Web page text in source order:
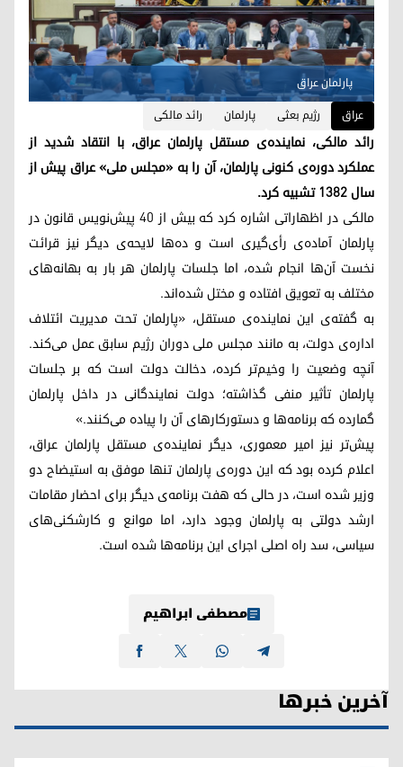
پارلمان عراق
عراق
رژیم بعثی پارلمان رائد مالکی
رائد مالکی، نماینده‌ی مستقل پارلمان عراق، با انتقاد شدید از
عملکرد دوره‌ی کنونی پارلمان، آن را به «مجلس ملی» عراق پیش از
سال ۱۳۸۲ تشبیه کرد.
مالکی در اظهاراتی اشاره کرد که بیش از ۴۰ پیش‌نویس قانون در
پارلمان آماده‌ی رأی‌گیری است و ده‌ها لایحه‌ی دیگر نیز قرائت
نخست آن‌ها انجام شده، اما جلسات پارلمان هر بار به بهانه‌های
مختلف به تعویق افتاده و مختل شده‌اند.
به گفته‌ی این نماینده‌ی مستقل، «پارلمان تحت مدیریت ائتلاف
اداره‌ی دولت، به مانند مجلس ملی دوران رژیم سابق عمل می‌کند.
آنچه وضعیت را وخیم‌تر کرده، دخالت دولت است که بر جلسات
پارلمان تأثیر منفی گذاشته؛ دولت نمایندگانی در داخل پارلمان
گمارده که برنامه‌ها و دستورکارهای آن را پیاده می‌کنند.»
پیش‌تر نیز امیر معموری، دیگر نماینده‌ی مستقل پارلمان عراق،
اعلام کرده بود که این دوره‌ی پارلمان تنها موفق به استیضاح دو
وزیر شده است، در حالی که هفت برنامه‌ی دیگر برای احضار مقامات
ارشد دولتی به پارلمان وجود دارد، اما موانع و کارشکنی‌های
سیاسی، سد راه اصلی اجرای این برنامه‌ها شده است.
مصطفی ابراهیم
آخرین خبرها